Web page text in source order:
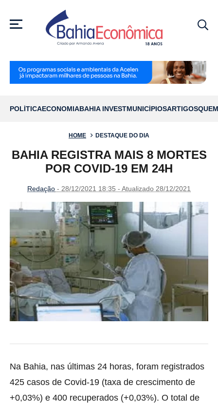
MENU
POLÍTICAECONOMIABAHIA INVESTMUNICÍPIOSARTIGOS
HOME DESTAQUE DO DIA
BAHIA REGISTRA MAIS 8 MORTES
POR COVID-19 EM 24H
Redação - 28/12/2021 18:35 - Atualizado 28/12/2021
Na Bahia, nas últimas 24 horas, foram registrados
425 casos de Covid-19 (taxa de crescimento de
+0,03%) e 400 recuperados (+0,03%). O total de